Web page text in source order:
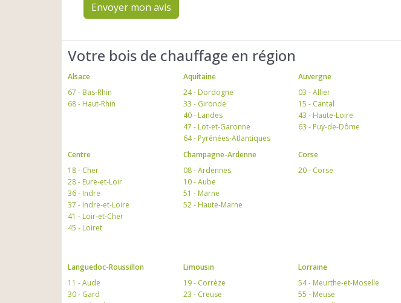
Envoyer mon avis
Votre bois de chauffage en région
Alsace
67 - Bas-Rhin
68 - Haut-Rhin
Aquitaine
24 - Dordogne
33 - Gironde
40 - Landes
47 - Lot-et-Garonne
64 - Pyrénées-Atlantiques
Auvergne
03 - Allier
15 - Cantal
43 - Haute-Loire
63 - Puy-de-Dôme
Centre
18 - Cher
28 - Eure-et-Loir
36 - Indre
37 - Indre-et-Loire
41 - Loir-et-Cher
45 - Loiret
Champagne-Ardenne
08 - Ardennes
10 - Aube
51 - Marne
52 - Haute-Marne
Corse
20 - Corse
Languedoc-Roussillon
11 - Aude
30 - Gard
Limousin
19 - Corrèze
23 - Creuse
Lorraine
54 - Meurthe-et-Moselle
55 - Meuse